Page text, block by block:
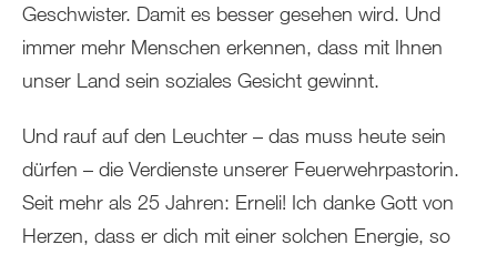
Geschwister. Damit es besser gesehen wird. Und
immer mehr Menschen erkennen, dass mit Ihnen
unser Land sein soziales Gesicht gewinnt.
Und rauf auf den Leuchter – das muss heute sein
dürfen – die Verdienste unserer Feuerwehrpastorin.
Seit mehr als 25 Jahren: Erneli! Ich danke Gott von
Herzen, dass er dich mit einer solchen Energie, so